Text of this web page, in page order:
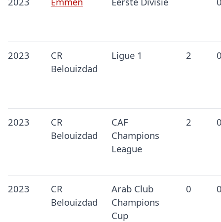
2023
CR
Belouizdad
Ligue 1 2
2023
CR
Belouizdad
CAF
Champions
League
2
2023
CR
Belouizdad
Arab Club
Champions
Cup
0